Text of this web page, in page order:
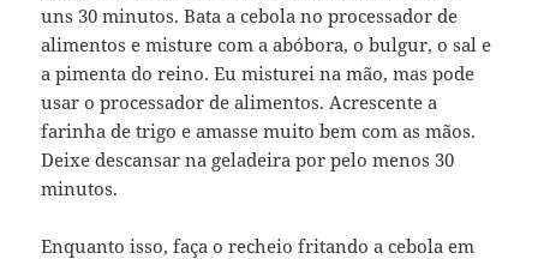
uns 30 minutos. Bata a cebola no processador de
alimentos e misture com a abóbora, o bulgur, o sal e
a pimenta do reino. Eu misturei na mão, mas pode
usar o processador de alimentos. Acrescente a
farinha de trigo e amasse muito bem com as mãos.
Deixe descansar na geladeira por pelo menos 30
minutos.
Enquanto isso, faça o recheio fritando a cebola em